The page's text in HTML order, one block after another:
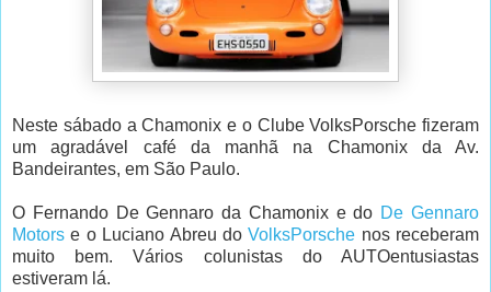
Neste sábado a Chamonix e o Clube VolksPorsche fizeram
um agradável café da manhã na Chamonix da Av.
Bandeirantes, em São Paulo.
O Fernando De Gennaro da Chamonix e do De Gennaro
Motors e o Luciano Abreu doVolksPorsche nos receberam
muito bem. Vários colunistas do AUTOentusiastas
estiveram lá.